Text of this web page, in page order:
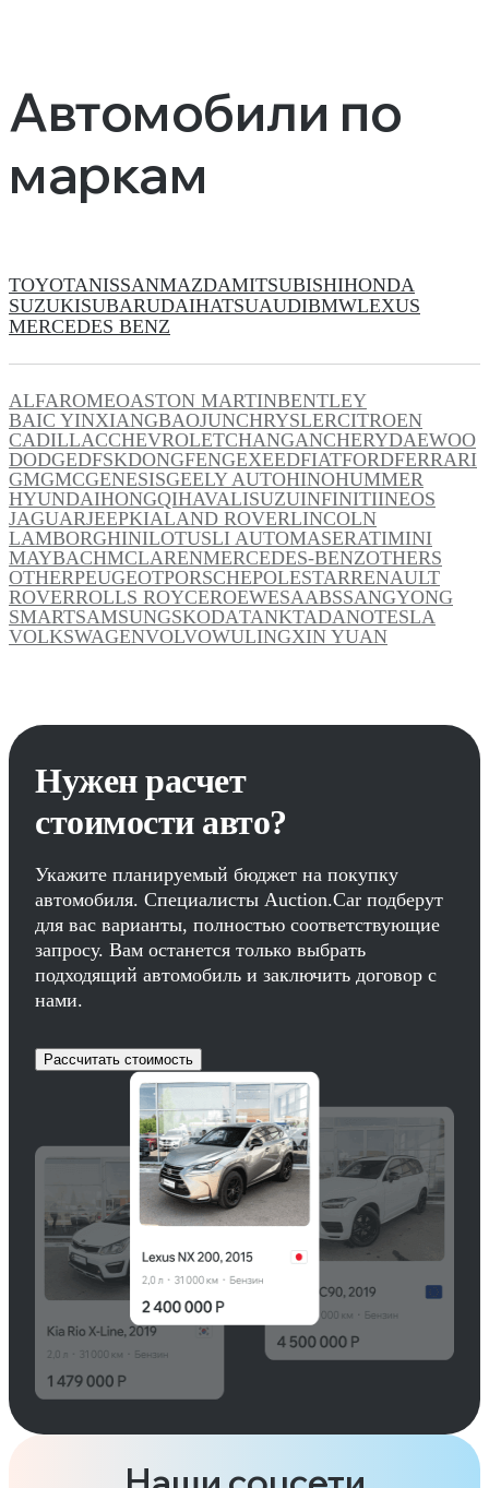
Автомобили по
маркам
TOYOTANISSANMAZDAMITSUBISHIHONDA
SUZUKISUBARUDAIHATSUAUDIBMWLEXUS
MERCEDES BENZ
ALFAROMEOASTON MARTINBENTLEY
BAIC YINXIANGBAOJUNCHRYSLERCITROEN
CADILLACCHEVROLETCHANGANCHERYDAEWOO
DODGEDFSKDONGFENGEXEEDFIATFORDFERRARI
GMGMCGENESISGEELY AUTOHINOHUMMER
HYUNDAIHONGQIHAVALISUZUINFINITIINEOS
JAGUARJEEPKIALAND ROVERLINCOLN
LAMBORGHINILOTUSLI AUTOMASERATIMINI
MAYBACHMCLARENMERCEDES-BENZOTHERS
OTHERPEUGEOTPORSCHEPOLESTARRENAULT
ROVERROLLS ROYCEROEWESAABSSANGYONG
SMARTSAMSUNGSKODATANKTADANOTESLA
VOLKSWAGENVOLVOWULINGXIN YUAN
Нужен расчет
стоимости авто?
Укажите планируемый бюджет на покупку
автомобиля. Специалисты Auction.Car подберут
для вас варианты, полностью соответствующие
запросу. Вам останется только выбрать
подходящий автомобиль и заключить договор с
нами.
Рассчитать стоимость